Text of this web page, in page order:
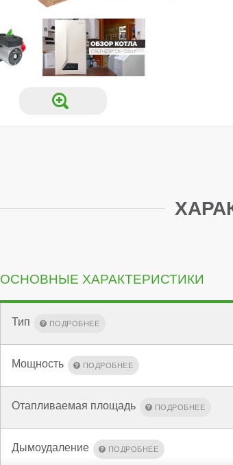
ОСНОВНЫЕ ХАРАКТЕРИСТИКИ
Тип
Мощность
Отапливаемая площадь
Дымоудаление